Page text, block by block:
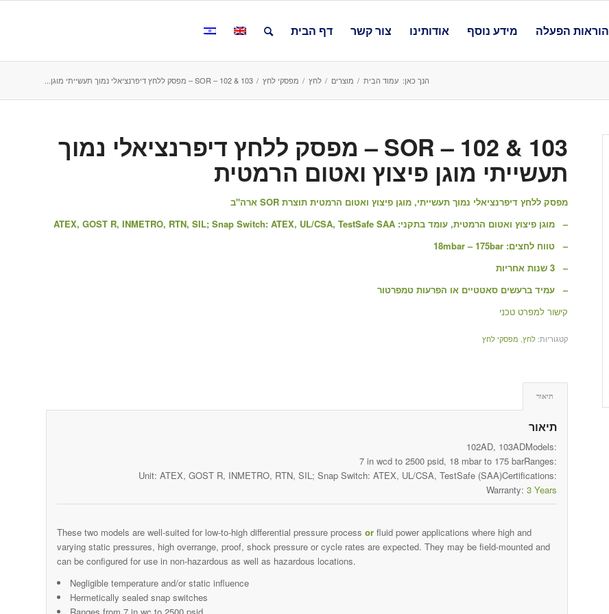
הוראות הפעלה מידע נוסף אודותינו צור קשר דף הבית
הנך כאן: עמוד הבית / מוצרים / לחץ / מפסקי לחץ / SOR – 102 & 103 – מפסק ללחץ דיפרנציאלי נמוך תעשייתי מוגן...
SOR – 102 & 103 – מפסק ללחץ דיפרנציאלי נמוך
תעשייתי מוגן פיצוץ ואטום הרמטית
מפסק ללחץ דיפרנציאלי נמוך תעשייתי, מוגן פיצוץ ואטום הרמטית תוצרת SOR ארה"ב
– מוגן פיצוץ ואטום הרמטית, עומד בתקני: ATEX, GOST R, INMETRO, RTN, SIL; Snap Switch: ATEX, UL/CSA, TestSafe SAA
– טווח לחצים:18mbar – 175bar
– 3 שנות אחריות
– עמיד ברעשים סאטטיים או הפרעות טמפרטור
קישור למפרט טכני
קטגוריות:לחץ, מפסקי לחץ
תיאור
תיאור
Models:
102AD, 103AD
Ranges:
7 in wcd to 2500 psid, 18 mbar to 175 bar
Certifications:
Unit: ATEX, GOST R, INMETRO, RTN, SIL; Snap Switch: ATEX, UL/CSA, TestSafe (SAA)
Warranty: 3 Years
These two models are well-suited for low-to-high differential pressure process or fluid power applications where high and
varying static pressures, high overrange, proof, shock pressure or cycle rates are expected. They may be field-mounted and
can be configured for use in non-hazardous as well as hazardous locations.
Negligible temperature and/or static influence
Hermetically sealed snap switches